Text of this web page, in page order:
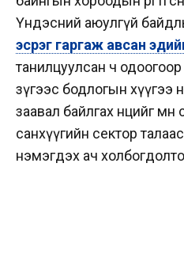
Үндэсний аюулгүй
эсрэг гаргаж авсан
танилцуулсан ч одоогоор
зүгээс бодлогын хүүгээ
заавал байлгах нөөцийг
санхүүгийн сектор талаас
нэмэгдэх ач